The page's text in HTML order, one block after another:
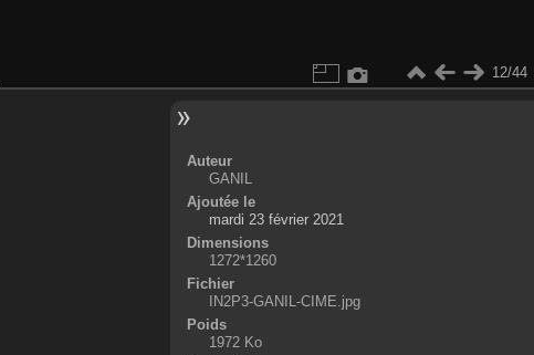
12/44
Auteur
GANIL
Ajoutée le
mardi 23 février 2021
Dimensions
1272*1260
Fichier
IN2P3-GANIL-CIME.jpg
Poids
1972 Ko